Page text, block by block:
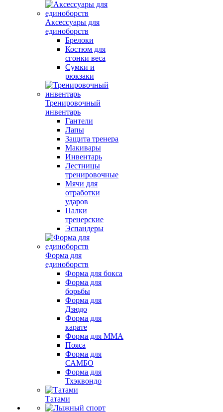
Аксессуары для
единоборств
Брелоки
Костюм для
сгонки веса
Сумки и
рюкзаки
Тренировочный
инвентарь
Гантели
Лапы
Защита тренера
Макивары
Инвентарь
Лестницы
тренировочные
Мячи для
отработки
ударов
Палки
тренерские
Эспандеры
Форма для
единоборств
Форма для бокса
Форма для
борьбы
Форма для
Дзюдо
Форма для
карате
Форма для MMA
Пояса
Форма для
САМБО
Форма для
Тхэквондо
Татами